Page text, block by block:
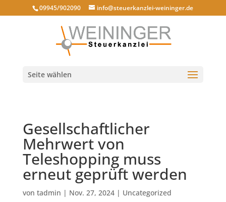
09945/902090 info@steuerkanzlei-weininger.de
Seite wählen
Gesellschaftlicher
Mehrwert von
Teleshopping muss
erneut geprüft werden
von tadmin | Nov. 27, 2024| Uncategorized